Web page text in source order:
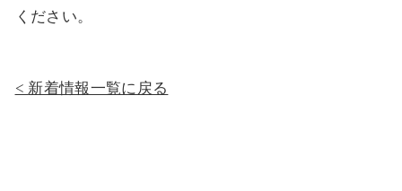
ください。
新着情報一覧に戻る